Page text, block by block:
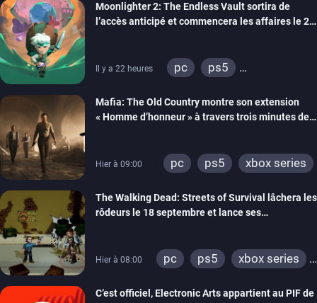
Moonlighter 2: The Endless Vault sortira de
l’accès anticipé et commencera les affaires le 2
Il y a 22 heures pc
ps5
Mafia: The Old Country montre son extension
« Homme d’honneur » à travers trois minutes de
Hier à 09:00 pc ps5 xbox series
The Walking Dead: Streets of Survival lâchera les
rôdeurs le 18 septembre et lance ses
Hier à 08:00 pc ps5
xbox series
C’est officiel, Electronic Arts appartient au PIF de